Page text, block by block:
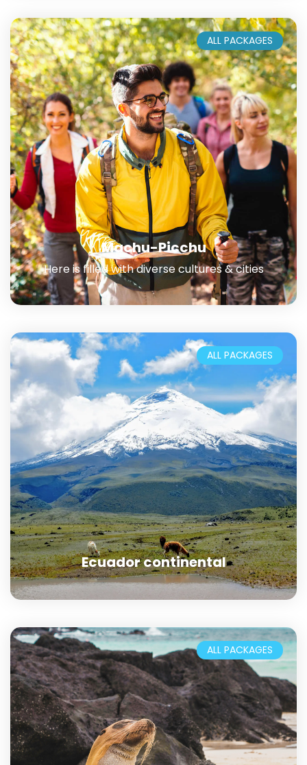
ALL PACKAGES
Machu-Picchu
Here is filled with diverse cultures & cities
ALL PACKAGES
Ecuador continental
ALL PACKAGES